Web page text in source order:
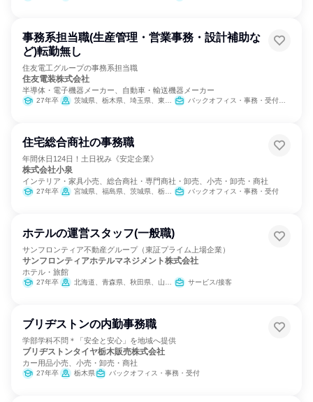
事務系担当職(生産管理・営業事務・設計補助な
ど)転勤無し
住友電工グループの事務系担当職
住友電装株式会社
半導体・電子機器メーカー、自動車・輸送機器メーカー
27年卒 茨城県、栃木県、埼玉県、東京都、神奈川県、静岡県、愛知県、三重県、広島県 バックオフィス・事務・受付、SCM/生産管理/購買/物流、経理/税務/財務、人事、総務
住宅総合商社の事務職
年間休日124日！土日祝み《安定企業》
株式会社小泉
インテリア・家具小売、総合商社・専門商社・卸売、小売・卸売・商社
27年卒 宮城県、福島県、茨城県、栃木県、群馬県、埼玉県、千葉県、東京都、神奈川県、山梨県、長野県、静岡県 バックオフィス・事務・受付
ホテルの運営スタッフ(一般職)
サンフロンティア不動産グループ（東証プライム上場企業）
サンフロンティアホテルマネジメント株式会社
ホテル・旅館
27年卒 北海道、青森県、秋田県、山形県、茨城県、栃木県、千葉県、新潟県、長野県、愛知県、京都府、大阪府、岡山県、愛媛県、福岡県、熊本県、沖縄県 サービス/接客
ブリヂストンの内勤事務職
学部学科不問＊「安全と安心」を地域へ提供
ブリヂストンタイヤ栃木販売株式会社
カー用品小売、小売・卸売・商社
27年卒 栃木県 バックオフィス・事務・受付